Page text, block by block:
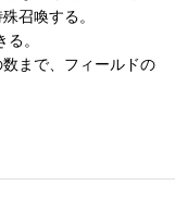
召喚する。
。
まで、フィールドの